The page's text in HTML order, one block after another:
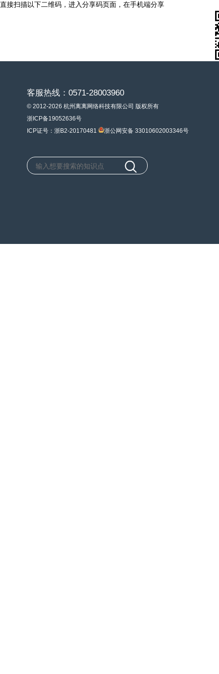
直接扫描以下二维码，进入分享码页面，在手机端分享
客服热线：0571-28003960
© 2012-2026 杭州离离网络科技有限公司 版权所有
浙ICP备19052636号
ICP证号：浙B2-20170481
浙公网安备 33010602003346号